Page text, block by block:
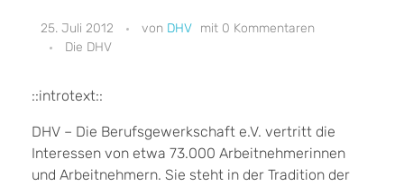
25. Juli 2012 DHV
0 Kommentaren
Die DHV
::introtext::
DHV – Die Berufsgewerkschaft e.V. vertritt die
Interessen von etwa 73.000 Arbeitnehmerinnen
und Arbeitnehmern. Sie steht in der Tradition der